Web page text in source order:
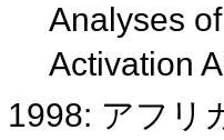
Analyses
Activation
1998: アフリ